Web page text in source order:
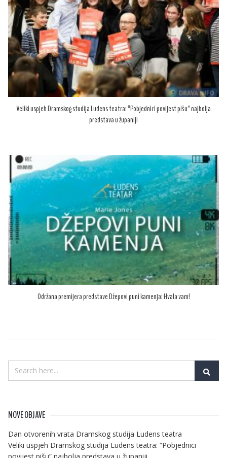
Veliki uspjeh Dramskog studija Ludens teatra: “Pobjednici povijest pišu” najbolja
predstava u županiji
Održana premijera predstave Džepovi puni kamenja: Hvala vam!
NOVE OBJAVE
Dan otvorenih vrata Dramskog studija Ludens teatra
Veliki uspjeh Dramskog studija Ludens teatra: “Pobjednici